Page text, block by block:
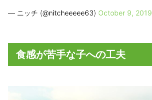
— ニッチ (@nitcheeeee63) October 9, 2019
食感が苦手な子への工夫